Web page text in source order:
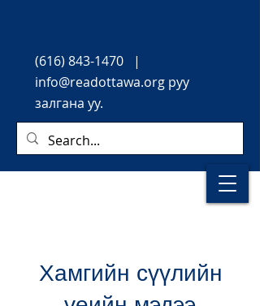
(616) 843-1470 |
info@readottawa.org руу
залгана уу.
Хамгийн сүүлийн